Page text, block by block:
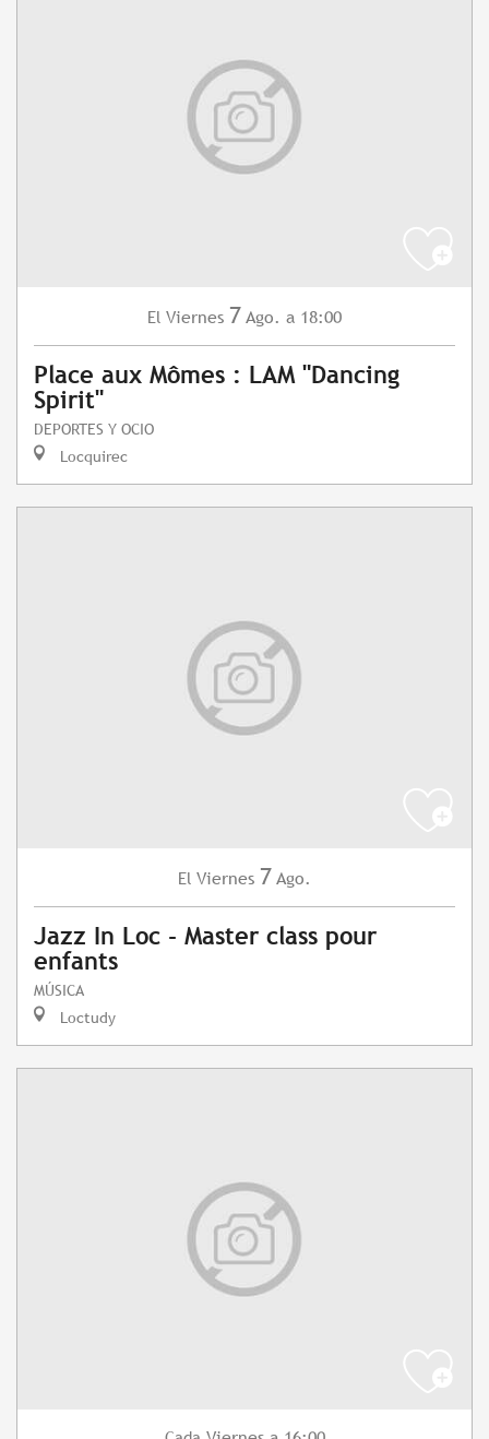
El Viernes 7 Ago. a 18:00
Place aux Mômes : LAM "Dancing
Spirit"
DEPORTES Y OCIO
Locquirec
El Viernes 7 Ago.
Jazz In Loc - Master class pour
enfants
MÚSICA
Loctudy